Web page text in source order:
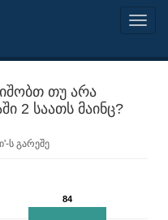
თუ არა
2 საათს მაინც?
ს გარეშე
84